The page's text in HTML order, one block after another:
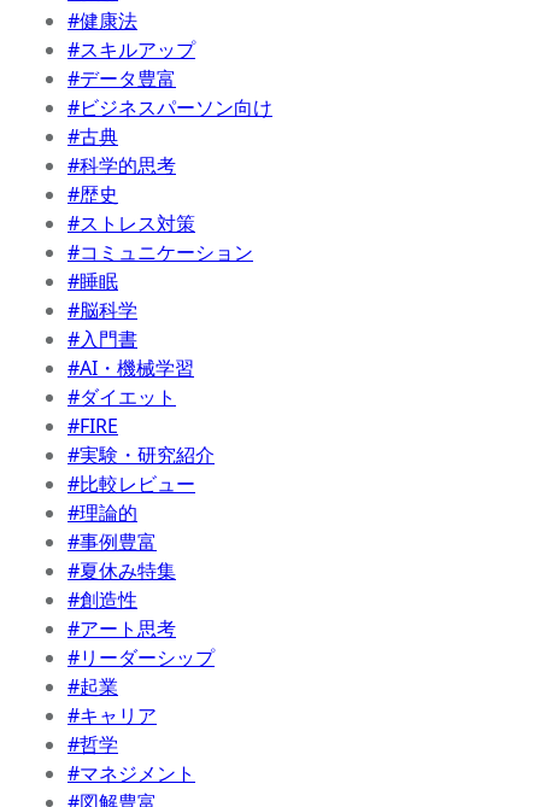
#健康法
#スキルアップ
#データ豊富
#ビジネスパーソン向け
#古典
#科学的思考
#歴史
#ストレス対策
#コミュニケーション
#睡眠
#脳科学
#入門書
#AI・機械学習
#ダイエット
#FIRE
#実験・研究紹介
#比較レビュー
#理論的
#事例豊富
#夏休み特集
#創造性
#アート思考
#リーダーシップ
#起業
#キャリア
#哲学
#マネジメント